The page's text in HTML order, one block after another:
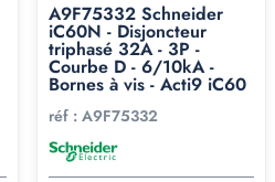
A9F75332 Schneider
iC60N - Disjoncteur
triphasé 32A - 3P -
Courbe D - 6/10kA -
Bornes à vis - Acti9 iC60
réf : A9F75332